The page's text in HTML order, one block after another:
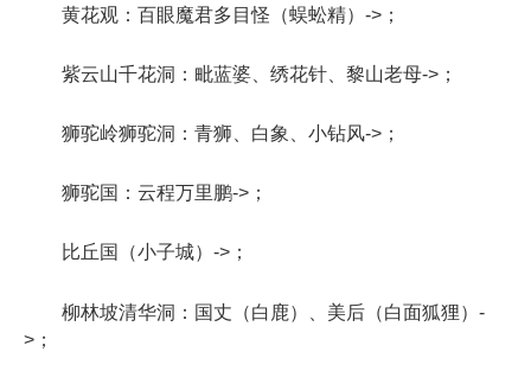
黄花观：百眼魔君多目怪（蜈蚣精）->；
紫云山千花洞：毗蓝婆、绣花针、黎山老母->；
狮驼岭狮驼洞：青狮、白象、小钻风->；
狮驼国：云程万里鹏->；
比丘国（小子城）->；
柳林坡清华洞：国丈（白鹿）、美后（白面狐狸）-
>；